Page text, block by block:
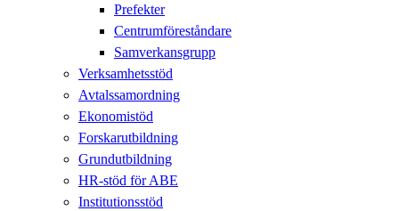
Prefekter
Centrumföreståndare
Samverkansgrupp
Verksamhetsstöd
Avtalssamordning
Ekonomistöd
Forskarutbildning
Grundutbildning
HR-stöd för ABE
Institutionsstöd